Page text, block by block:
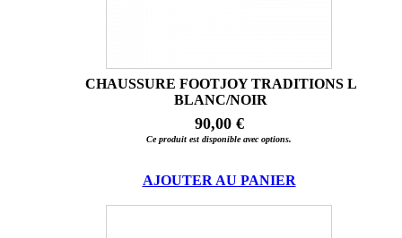
CHAUSSURE FOOTJOY TRADITIONS L
BLANC/NOIR
90,00 €
Ce produit est disponible avec options.
AJOUTER AU PANIER